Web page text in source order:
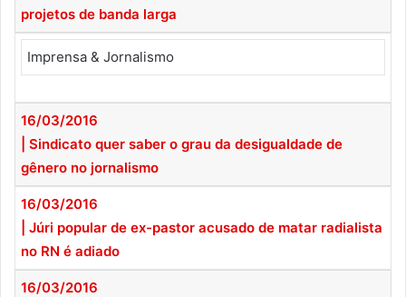
projetos de banda larga
Imprensa & Jornalismo
16/03/2016
| Sindicato quer saber o grau da desigualdade de
gênero no jornalismo
16/03/2016
| Júri popular de ex-pastor acusado de matar radialista
no RN é adiado
16/03/2016